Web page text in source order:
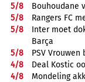
5/8
Bouhoudane
5/8
Rangers FC
5/8
Inter moet
Barça
5/8
PSV
4/8
Deal Kostic
4/8
Mondeling